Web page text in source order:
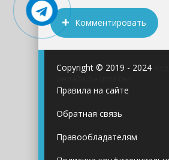
Комментировать
Copyright © 2019 - 2024
Правила на сайте
Обратная связь
Правообладателям